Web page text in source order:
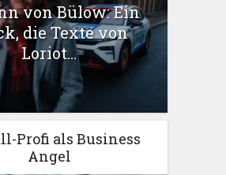
von Bülow: Ein
die Texte von
Loriot...
Profi als Business
Angel